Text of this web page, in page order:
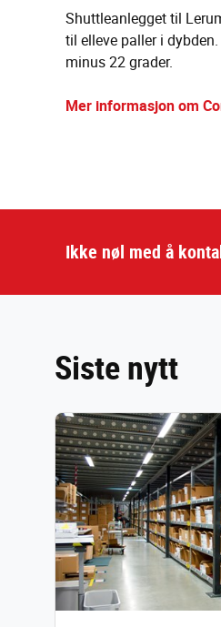
Shuttleanlegget til
til elleve paller i
minus 22 grader.
Mer informasjon om
Ikke nøl med å
Siste nytt